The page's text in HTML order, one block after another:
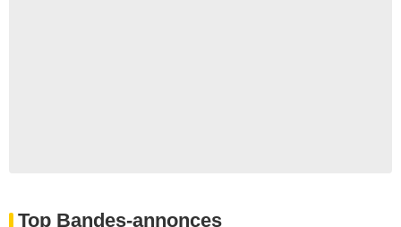
Top Bandes-annonces